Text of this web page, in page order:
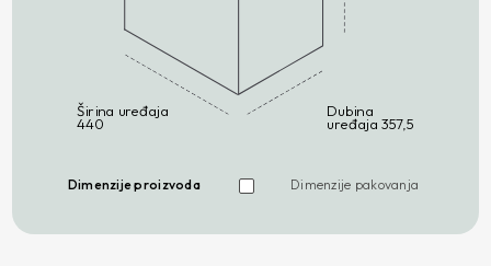
Dubina
uređaja 357,5
Širina uređaja
440
Dimenzije proizvoda Dimenzije pakovanja